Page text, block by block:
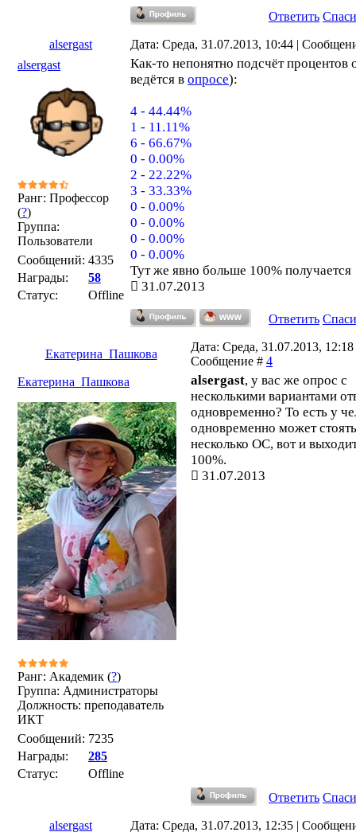
Ответить
alsergast
Дата: Среда, 31.07.2013, 10:44 |
alsergast
Ранг: Профессор
(?)
Группа:
Пользователи
Сообщений: 4335
Награды:
58
Статус:
Offline
Как-то непонятно подсчёт процентов
ведётся в опросе):
4 - 44.44%
1 - 11.11%
6 - 66.67%
0 - 0.00%
2 - 22.22%
3 - 33.33%
0 - 0.00%
0 - 0.00%
0 - 0.00%
0 - 0.00%
Тут же явно больше 100% получается
31.07.2013
Ответить
Екатерина_Пашкова
Дата: Среда, 31.07.2013, 12:18
Сообщение # 4
Екатерина_Пашкова
Ранг: Академик (?)
Группа: Администраторы
Должность: преподаватель
ИКТ
Сообщений: 7235
Награды:
285
Статус:
Offline
alsergast, у вас же опрос с
несколькими вариантами
одновременно? То есть у
одновременно может стоять
несколько ОС, вот и
100%.
31.07.2013
Ответить
alsergast
Дата: Среда, 31.07.2013, 12:35 |